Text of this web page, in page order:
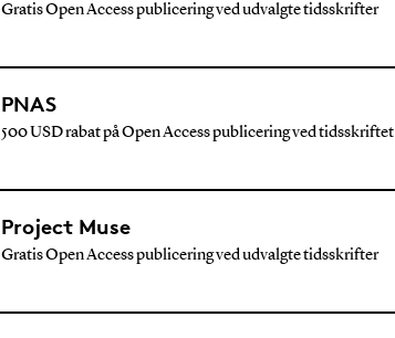
Gratis Open Access publicering ved udvalgte tidsskrifter
PNAS
500 USD rabat på Open Access publicering ved tidsskriftet
Project Muse
Gratis Open Access publicering ved udvalgte tidsskrifter